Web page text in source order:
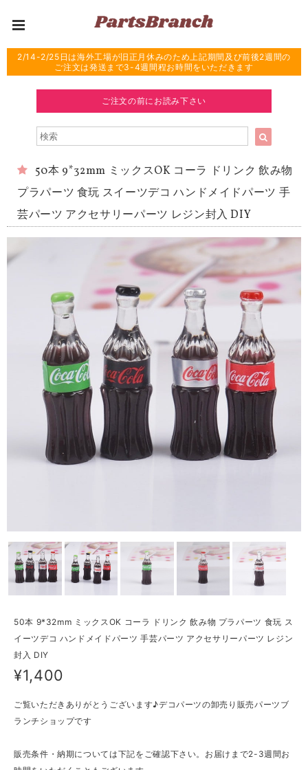
2/14-2/25日は海外工場が旧正月休みのため上記期間及び前後2週間の
ご注文は発送まで3-4週間程お時間をいただきます
ご注文の前にお読み下さい
50本 9*32mm ミックスOK コーラ ドリンク 飲み物
プラパーツ 食玩 スイーツデコ ハンドメイドパーツ 手
芸パーツ アクセサリーパーツ レジン封入 DIY
50本 9*32mm ミックスOK コーラ ドリンク 飲み物 プラパーツ 食玩 ス
イーツデコ ハンドメイドパーツ 手芸パーツ アクセサリーパーツ レジン
封入 DIY
¥1,400
ご覧いただきありがとうございます♪デコパーツの卸売り販売パーツブ
ランチショップです
販売条件・納期については下記をご確認下さい。お届けまで2-3週間お